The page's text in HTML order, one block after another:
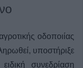
οδοποιίας
υποστήριξε
συνεδρίαση